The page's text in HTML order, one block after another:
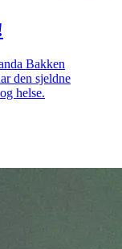
Bakken
den sjeldne
helse.